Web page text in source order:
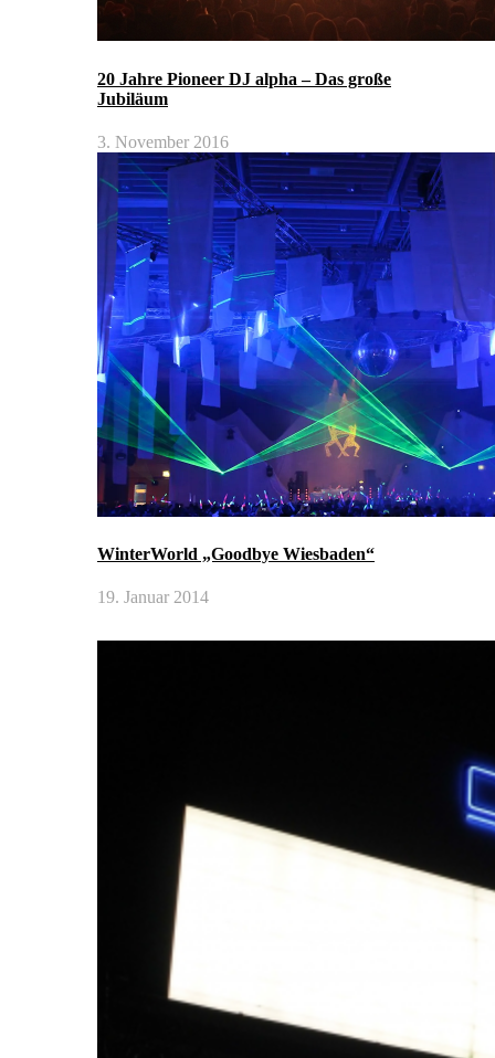
20 Jahre Pioneer DJ alpha – Das große
Jubiläum
3. November 2016
WinterWorld „Goodbye Wiesbaden“
19. Januar 2014